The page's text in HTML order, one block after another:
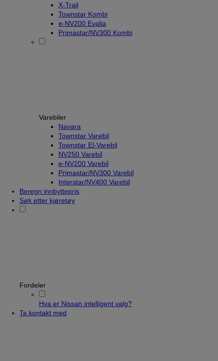
X-Trail
Townstar Kombi
e-NV200 Evalia
Primastar/NV300 Kombi
Varebiler
Navara
Townstar Varebil
Townstar El-Varebil
NV250 Varebil
e-NV200 Varebil
Primastar/NV300 Varebil
Interstar/NV400 Varebil
Beregn innbyttepris
Søk etter kjøretøy
Fordeler
Hva er Nissan intelligent valg?
Ta kontakt med